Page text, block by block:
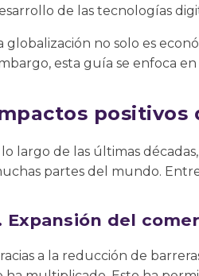
de las tecnologías
globalización no solo es
esta guía se enfoca
positivos
lo largo de las últimas
partes del mundo.
Expansión del
a la reducción de